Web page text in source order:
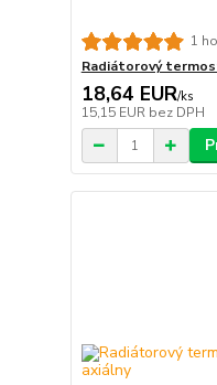
1
Radiátorový
18,64 EUR/ks
15,15 EUR bez DPH